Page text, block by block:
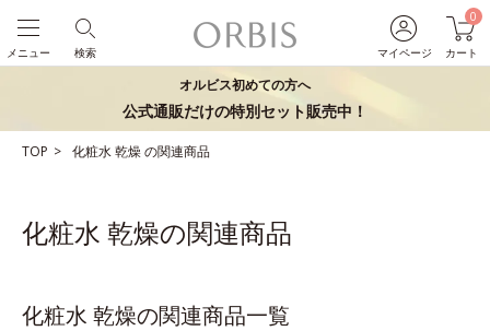
マイページ
0
カート
検索
メニュー
オルビス初めての方へ
公式通販だけの特別セット販売中！
TOP 化粧水乾燥の関連商品
化粧水 乾燥の関連商品
化粧水 乾燥の関連商品一覧